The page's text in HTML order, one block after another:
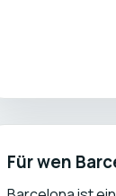
Für wen